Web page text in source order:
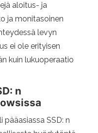
aloitus- ja
ja monitasoinen
levyn
ei ole erityisen
kuin lukuoperaatio
n
pääasiassa SSD: n